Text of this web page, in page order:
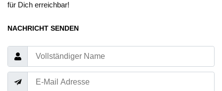
für Dich erreichbar!
NACHRICHT SENDEN